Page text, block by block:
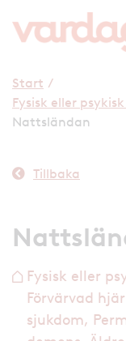
Start /
Fysisk eller
Nattsländan
Tillbaka
h Fysisk eller
Förvärvad
sjukdom,